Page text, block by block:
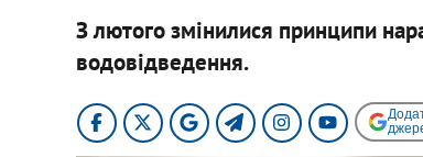
З лютого змінилися принципи
водовідведення.